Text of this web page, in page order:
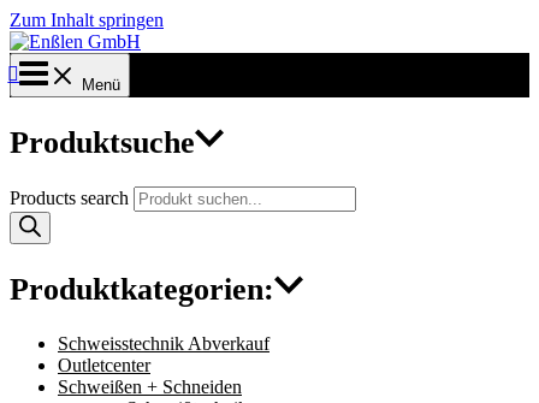
Zum Inhalt springen
Menü
Produktsuche
Products search
Produktkategorien:
Schweisstechnik Abverkauf
Outletcenter
Schweißen + Schneiden